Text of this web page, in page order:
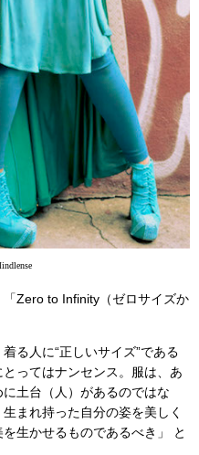
Zero to Infinity（ゼロサイズか
る人に“正しいサイズ”である
ってはナンセンス。服は、あ
土台（人）があるのではな
まれ持った自分の姿を美しく
生かせるものであるべき」 と